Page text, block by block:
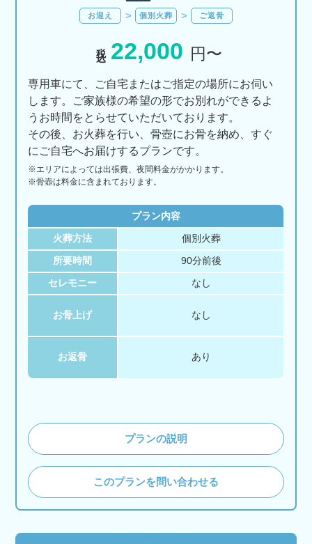
お迎え 個別火葬 ご返骨
22,000 円〜
専用車にて、ご自宅またはご指定の場所にお伺い
します。ご家族様の希望の形でお別れができるよ
うお時間をとらせていただいております。
その後、お火葬を行い、骨壺にお骨を納め、すぐ
にご自宅へお届けするプランです。
※エリアによっては出張費、夜間料金がかかります。
※骨壺は料金に含まれております。
プラン内容
火葬方法 個別火葬
所要時間 90分前後
セレモニー なし
お骨上げ なし
お返骨 あり
プランの説明
このプランを問い合わせる